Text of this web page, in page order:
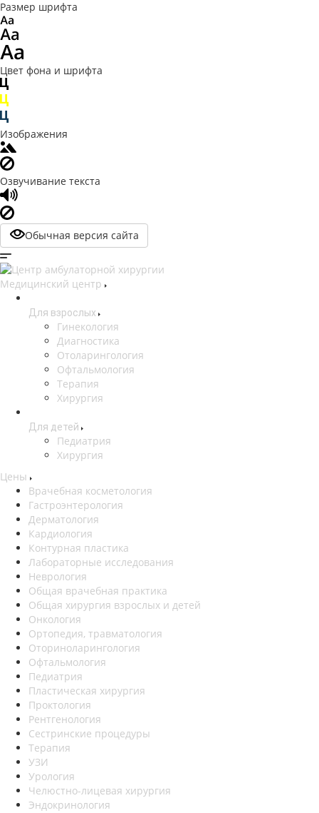
Размер шрифта
Цвет фона и шрифта
Изображения
Озвучивание текста
Обычная версия сайта
Медицинский центр
Для взрослых
Гинекология
Диагностика
Отоларингология
Офтальмология
Терапия
Хирургия
Для детей
Педиатрия
Хирургия
Цены
Врачебная косметология
Гастроэнтерология
Дерматология
Кардиология
Контурная пластика
Лабораторные исследования
Неврология
Общая врачебная практика
Общая хирургия взрослых и детей
Онкология
Ортопедия, травматология
Оториноларингология
Офтальмология
Педиатрия
Пластическая хирургия
Проктология
Рентгенология
Сестринские процедуры
Терапия
УЗИ
Урология
Челюстно-лицевая хирургия
Эндокринология